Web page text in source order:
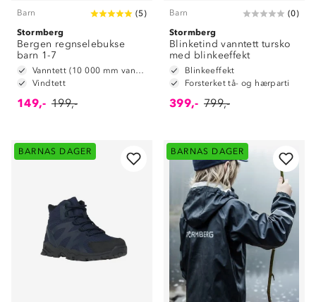
Barn (5)
Stormberg
Bergen regnselebukse
barn 1-7
Vanntett (10 000 mm vannsøyle)
Vindtett
149,- 199,-
Barn (0)
Stormberg
Blinketind vanntett tursko
med blinkeeffekt
Blinkeeffekt
Forsterket tå- og hærparti
399,- 799,-
BARNAS DAGER BARNAS DAGER